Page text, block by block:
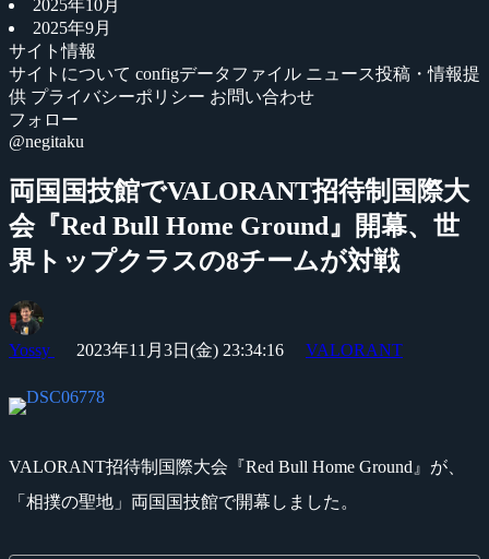
2025年10月
2025年9月
サイト情報
サイトについて configデータファイル ニュース投稿・情報提
供 プライバシーポリシー お問い合わせ
フォロー
@negitaku
両国国技館でVALORANT招待制国際大
会『Red Bull Home Ground』開幕、世
界トップクラスの8チームが対戦
Yossy 2023年11月3日(金) 23:34:16 VALORANT
VALORANT招待制国際大会『Red Bull Home Ground』が、
「相撲の聖地」両国国技館で開幕しました。